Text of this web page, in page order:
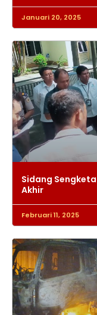
Januari 20, 2025
Sidang
Akhir
Februari 11, 2025